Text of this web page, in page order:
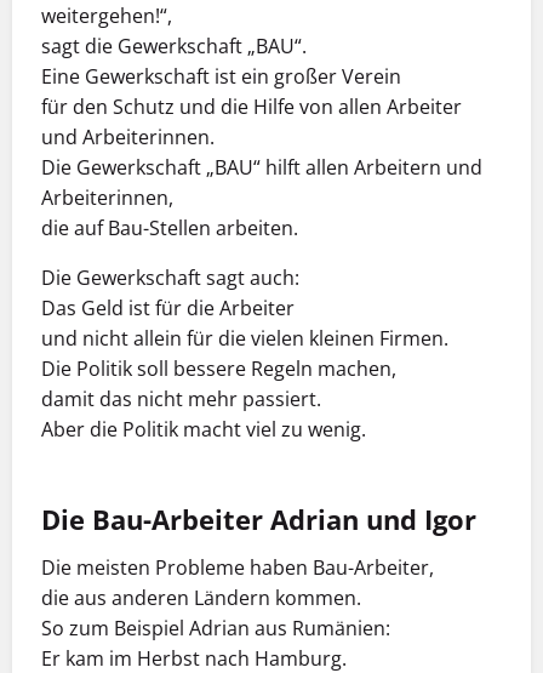
weitergehen!“,
sagt die Gewerkschaft „BAU“.
Eine Gewerkschaft ist ein großer Verein
für den Schutz und die Hilfe von allen Arbeiter
und Arbeiterinnen.
Die Gewerkschaft „BAU“ hilft allen Arbeitern und
Arbeiterinnen,
die auf Bau-Stellen arbeiten.
Die Gewerkschaft sagt auch:
Das Geld ist für die Arbeiter
und nicht allein für die vielen kleinen Firmen.
Die Politik soll bessere Regeln machen,
damit das nicht mehr passiert.
Aber die Politik macht viel zu wenig.
Die Bau-Arbeiter Adrian und Igor
Die meisten Probleme haben Bau-Arbeiter,
die aus anderen Ländern kommen.
So zum Beispiel Adrian aus Rumänien:
Er kam im Herbst nach Hamburg.